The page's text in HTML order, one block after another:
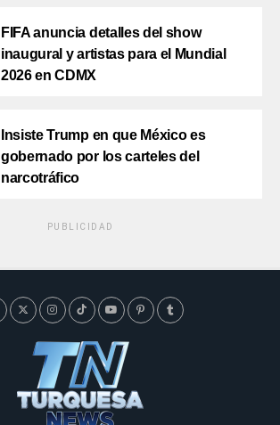
FIFA anuncia detalles del show
inaugural y artistas para el Mundial
2026 en CDMX
Insiste Trump en que México es
gobernado por los carteles del
narcotráfico
PUBLICIDAD